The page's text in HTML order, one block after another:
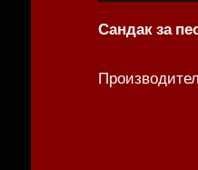
Сандак за